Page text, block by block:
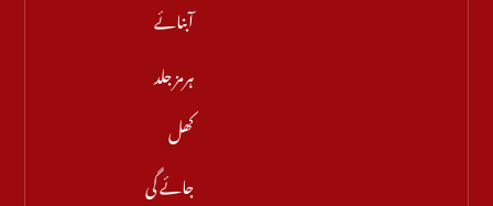
آبنائے
ہرمز جلد
کھل
جائے گی